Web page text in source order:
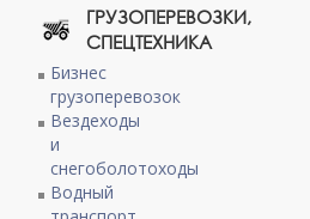
ГРУЗОПЕРЕВОЗКИ,
СПЕЦТЕХНИКА
Бизнес
грузоперевозок
Вездеходы
и
снегоболотоходы
Водный